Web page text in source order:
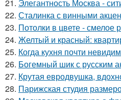
21. Элегантность Москва -
22. Сталинка с винными
23. Потолки в цвете - смелое
24. Желтый и красный:
25. Когда кухня почти
26. Богемный шик с русским
27. Крутая евродвушка,
28. Парижская студия